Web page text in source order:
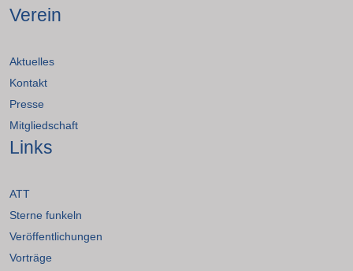
Verein
Aktuelles
Kontakt
Presse
Mitgliedschaft
Links
ATT
Sterne funkeln
Veröffentlichungen
Vorträge